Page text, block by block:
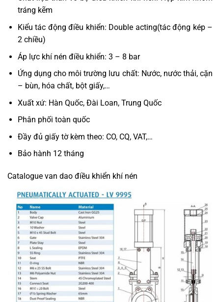
tráng kẽm
Kiểu tác động điều khiển: Double acting(tác động kép –
2 chiều)
Áp lực khí nén điều khiển: 3 – 8 bar
Ứng dụng cho môi trường lưu chất: Nước, nước thải, cặn
– bùn, hóa chất, bột giấy,…
Xuất xứ: Hàn Quốc, Đài Loan, Trung Quốc
Phân phối toàn quốc
Đầy đủ giấy tờ kèm theo: CO, CQ, VAT,…
Bảo hành 12 tháng
Catalogue van dao điều khiển khí nén